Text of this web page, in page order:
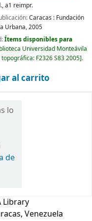
a1 reimpr.
Caracas : Fundación
Urbana,2005
Ítems disponibles para
Universidad Monteávila
F2326 S83 2005 .
al carrito
lo
de
Library
Venezuela